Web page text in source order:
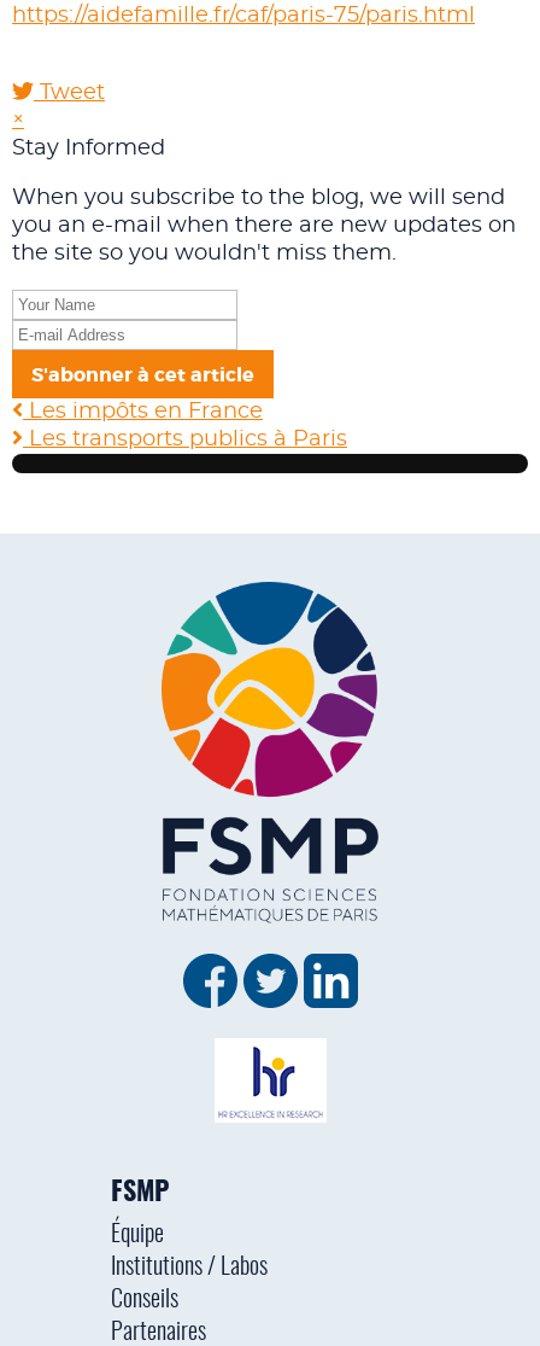
https://aidefamille.fr/caf/paris-75/paris.html
Tweet
×
Stay Informed
When you subscribe to the blog, we will send
you an e-mail when there are new updates on
the site so you wouldn't miss them.
Your
Name
E-
Address
S'abonner à cet article
Les impôts en France
Les transports publics à Paris
FSMP
Équipe
Institutions / Labos
Conseils
Partenaires